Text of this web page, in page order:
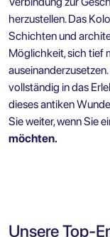
herzustellen. Das
Schichten und
Möglichkeit, sich tief
vollständig in das
dieses antiken
Sie weiter, wenn Sie
möchten.
Unsere Top-